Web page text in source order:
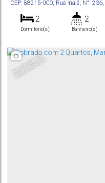
CEP: 88215-000, Rua Inajá, N°: 236,
2
Dormitório(s)
2
Banheiro(s)
Total: Vaga(s)
A
L
U
G
U
E
L
D
E
T
E
M
P
O
R
A
D
A